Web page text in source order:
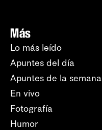
Más
Lo más leído
Apuntes del día
Apuntes de la semana
En vivo
Fotografía
Humor